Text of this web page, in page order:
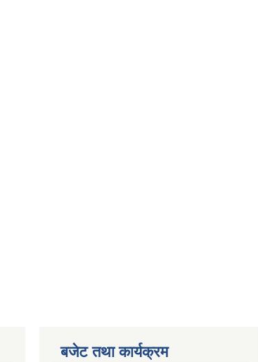
बजेट तथा कार्यक्रम